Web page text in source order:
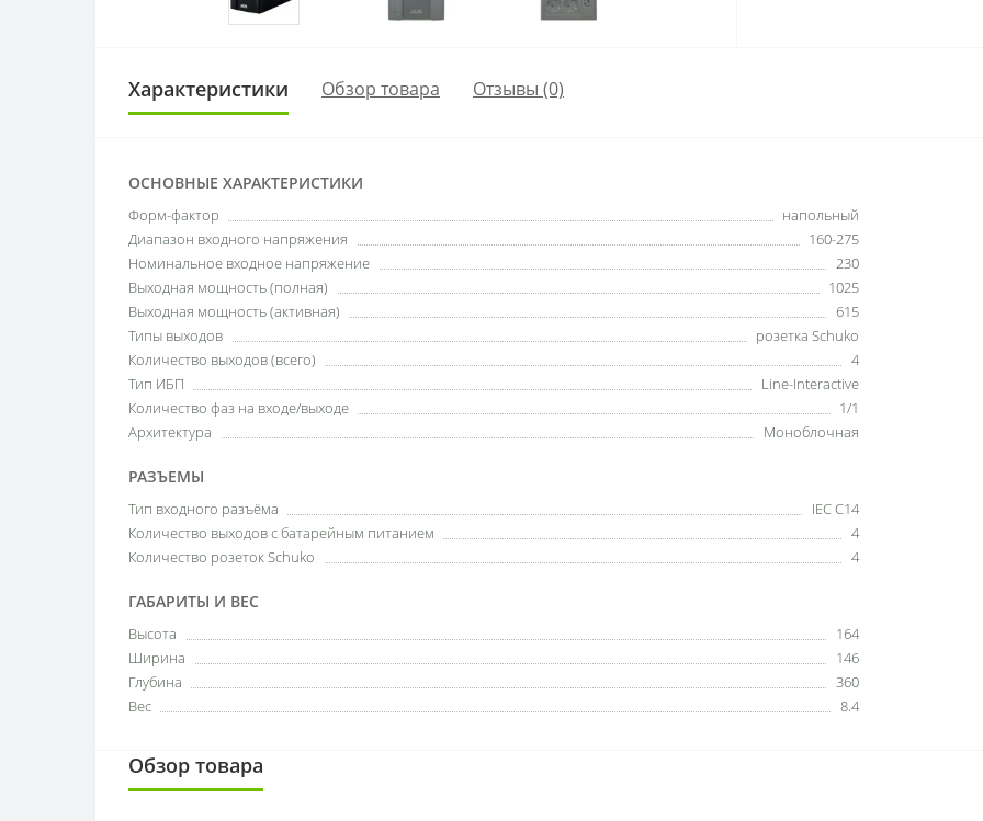
Характеристики Обзор товара Отзывы (0)
ОСНОВНЫЕ ХАРАКТЕРИСТИКИ
Форм-фактор
напольный
Диапазон входного напряжения
160-275
Номинальное входное напряжение
230
Выходная мощность (полная)
1025
Выходная мощность (активная)
615
Типы выходов
розетка Schuko
Количество выходов (всего)
4
Тип ИБП
Line-Interactive
Количество фаз на входе/выходе
1/1
Архитектура
Моноблочная
РАЗЪЕМЫ
Тип входного разъёма
IEC C14
Количество выходов с батарейным питанием
4
Количество розеток Schuko
4
ГАБАРИТЫ И ВЕС
Высота
164
Ширина
146
Глубина
360
Вес
8.4
Обзор товара